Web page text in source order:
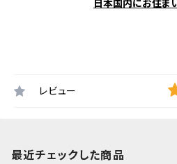
日本国内にお住ま
レビュー
最近チェックした商品